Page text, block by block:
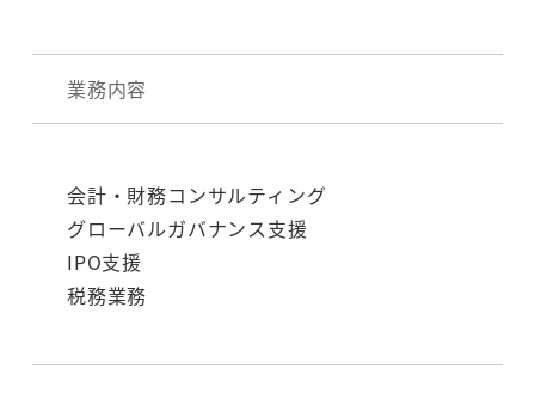
業務内容
会計・財務コンサルティング
グローバルガバナンス支援
IPO支援
税務業務